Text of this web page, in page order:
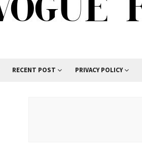
RECENT POST PRIVACY POLICY